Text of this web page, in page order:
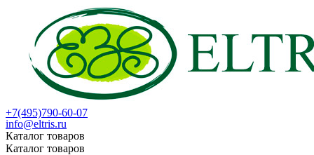
+7(495)790-60-07
info@eltris.ru
Каталог товаров
Каталог товаров